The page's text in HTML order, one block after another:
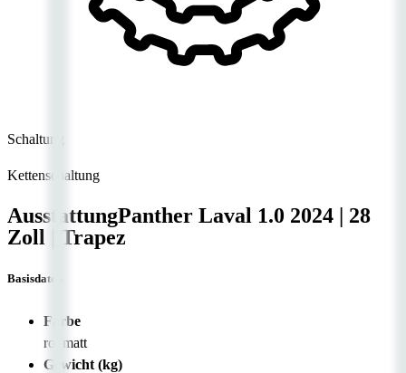
Schaltung
Kettenschaltung
AusstattungPanther Laval 1.0 2024
28
Zoll
Trapez
Basisdaten
Farbe
rot matt
Gewicht (kg)